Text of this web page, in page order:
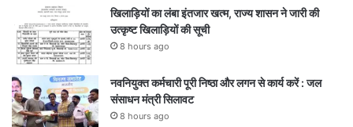
खिलाड़ियों का लंबा इंतजार खत्म, राज्य शासन ने जारी की
उत्कृष्ट खिलाड़ियों की सूची
8 hours ago
नवनियुक्त कर्मचारी पूरी निष्ठा और लगन से कार्य करें : जल
संसाधन मंत्री सिलावट
8 hours ago